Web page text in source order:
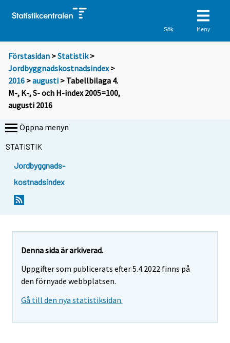
Sök Meny
Förstasidan >Statistik >
Jordbyggnadskostnadsindex>
2016 >augusti > Tabellbilaga 4.
M-, K-, S- och H-index 2005=100,
augusti 2016
Öppna menyn
STATISTIK
Jordbyggnads-
kostnadsindex
Denna sida är arkiverad.
Uppgifter som publicerats efter 5.4.2022 finns på
den förnyade webbplatsen.
Gå till den nya statistiksidan.